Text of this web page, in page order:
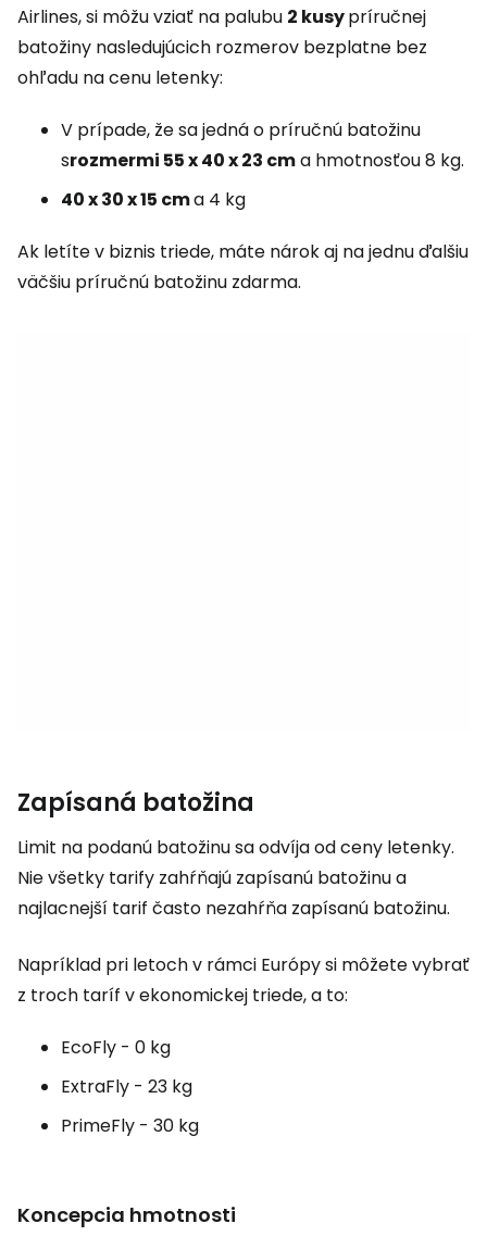
Airlines, si môžu vziať na palubu 2 kusypríručnej
batožiny nasledujúcich rozmerov bezplatne bez
ohľadu na cenu letenky:
V prípade, že sa jedná o príručnú batožinu
srozmermi 55 x 40 x 23 cma hmotnosťou 8 kg.
40 x 30 x 15 cma 4 kg
Ak letíte v biznis triede, máte nárok aj na jednu ďalšiu
väčšiu príručnú batožinu zdarma.
Zapísaná batožina
Limit na podanú batožinu sa odvíja od ceny letenky.
Nie všetky tarify zahŕňajú zapísanú batožinu a
najlacnejší tarif často nezahŕňa zapísanú batožinu.
Napríklad pri letoch v rámci Európy si môžete vybrať
z troch taríf v ekonomickej triede, a to:
EcoFly - 0 kg
ExtraFly - 23 kg
PrimeFly - 30 kg
Koncepcia hmotnosti